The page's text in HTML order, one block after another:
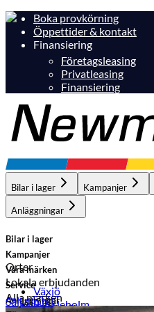
Boka provkörning
Öppettider & kontakt
Finansiering
Företagsleasing
Privatleasing
Finansiering
Bilar i lager Kampanjer
Anläggningar
Bilar i lager
Orter
Växjö
Hässleholm
Kampanjer
Lokala erbjudanden
Hässleholm
Våra märken
Alla märken
Service
Anläggningar
Sälj din bil